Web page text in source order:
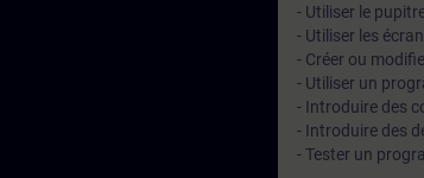
- Utiliser le
- Utiliser les
- Créer ou
- Utiliser un
- Introduire des
- Introduire des
- Tester un